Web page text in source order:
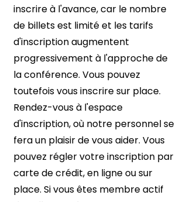
inscrire à l'avance, car le nombre
de billets est limité et les tarifs
d'inscription augmentent
progressivement à l'approche de
la conférence. Vous pouvez
toutefois vous inscrire sur place.
Rendez-vous à l'espace
d'inscription, où notre personnel se
fera un plaisir de vous aider. Vous
pouvez régler votre inscription par
carte de crédit, en ligne ou sur
place. Si vous êtes membre actif